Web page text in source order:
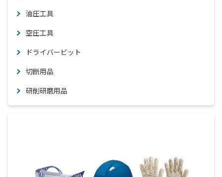
油圧工具
空圧工具
ドライバービット
切断用品
研削研磨用品